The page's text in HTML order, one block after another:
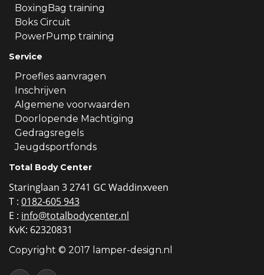
BoxingBag training
Boks Circuit
PowerPump training
Service
Proefles aanvragen
Inschrijven
Algemene voorwaarden
Doorlopende Machtiging
Gedragsregels
Jeugdsportfonds
Total Body Center
Staringlaan 3 2741 GC Waddinxveen
T : 0182-605 943
E : info@totalbodycenter.nl
KvK: 62320831
Copyright © 2017 lamper-design.nl